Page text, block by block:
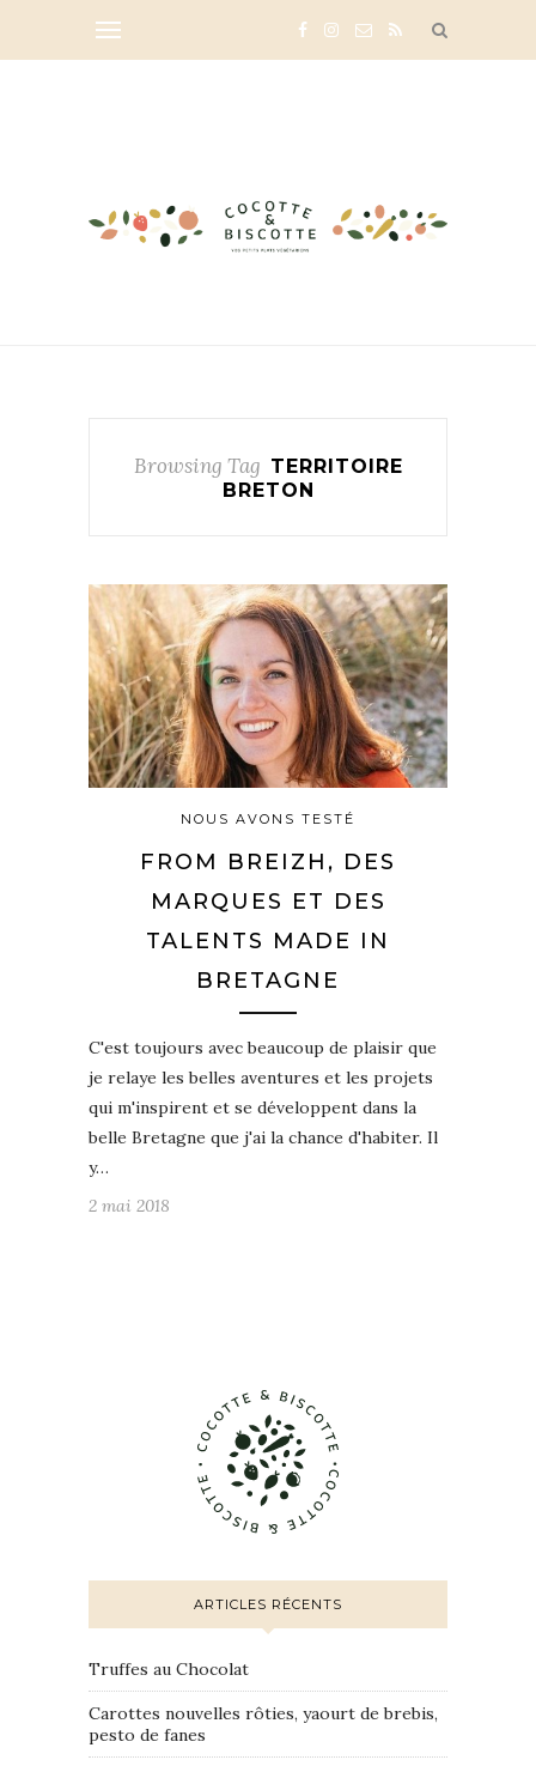
Browsing Tag TERRITOIRE
BRETON
NOUS AVONS TESTÉ
FROM BREIZH, DES
MARQUES ET DES
TALENTS MADE IN
BRETAGNE
C'est toujours avec beaucoup de plaisir que
je relaye les belles aventures et les projets
qui m'inspirent et se développent dans la
belle Bretagne que j'ai la chance d'habiter. Il
y…
2 mai 2018
ARTICLES RÉCENTS
Truffes au Chocolat
Carottes nouvelles rôties, yaourt de brebis,
pesto de fanes